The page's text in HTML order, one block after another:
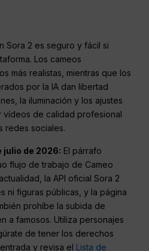
Sora 2 es seguro y fácil si
Los cameos
más realistas, mientras que los
por la IA dan libertad
la iluminación y los ajustes
de calidad profesional
redes sociales.
julio de 2026: El párrafo
flujo de trabajo de Cameo
la API oficial Sora 2
ni figuras públicas, y la página
prohíbe la subida de
a famosos. Utiliza personajes
de tener los derechos
y revisa el Lista de